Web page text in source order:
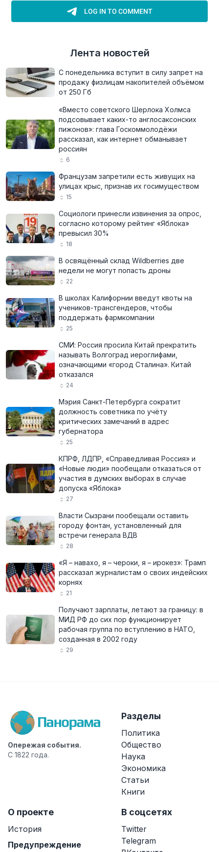
Лента новостей
С понедельника вступит в силу запрет на
продажу физлицам накопителей объёмом
от 250 Гб
«Вместо советского Шерлока Холмса
подсовывает каких-то англосаксонских
пижонов»: глава Госкоммолодёжи
рассказал, как интернет обманывает
россиян
6
Французам запретили есть живущих на
улицах крыс, признав их госимуществом
15
Социологи принесли извинения за опрос,
согласно которому рейтинг «Яблока»
превысил 30%
18
В освящённый склад Wildberries две
недели не могут попасть дроны
22
В школах Калифорнии введут квоты на
учеников-трансгендеров, чтобы
поддержать фармкомпании
25
СМИ: Россия просила Китай прекратить
называть Волгоград иероглифами,
означающими «город Сталина». Китай
отказался
24
Мэрия Санкт-Петербурга сократит
должность советника по учёту
критических замечаний в адрес
губернатора
25
КПРФ, ЛДПР, «Справедливая Россия» и
«Новые люди» пообещали отказаться от
участия в думских выборах в случае
допуска «Яблока»
27
Власти Сызрани пообещали оставить
городу фонтан, установленный для
встречи генерала ВДВ
28
«Я – навахо, я – чероки, я – ирокез»: Трамп
рассказал журналистам о своих индейских
корнях
21
Получают зарплаты, летают за границу: в
МИД РФ до сих пор функционирует
рабочая группа по вступлению в НАТО,
созданная в 2002 году
29
Опережая события.
С 1822 года.
Разделы
Политика
Общество
Наука
Экономика
Статьи
Книги
О проекте
История
Предупреждение
В соцсетях
Twitter
Telegram